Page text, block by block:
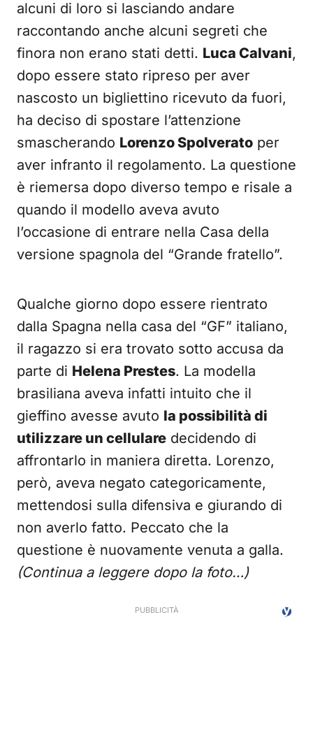
alcuni di loro si lasciando andare
raccontando anche alcuni segreti che
finora non erano stati detti. Luca Calvani,
dopo essere stato ripreso per aver
nascosto un bigliettino ricevuto da fuori,
ha deciso di spostare l’attenzione
smascherando Lorenzo Spolverato per
aver infranto il regolamento. La questione
è riemersa dopo diverso tempo e risale a
quando il modello aveva avuto
l’occasione di entrare nella Casa della
versione spagnola del “Grande fratello”.
Qualche giorno dopo essere rientrato
dalla Spagna nella casa del “GF” italiano,
il ragazzo si era trovato sotto accusa da
parte di Helena Prestes. La modella
brasiliana aveva infatti intuito che il
gieffino avesse avuto la possibilità di
utilizzare un cellulare decidendo di
affrontarlo in maniera diretta. Lorenzo,
però, aveva negato categoricamente,
mettendosi sulla difensiva e giurando di
non averlo fatto. Peccato che la
questione è nuovamente venuta a galla.
(Continua a leggere dopo la foto…)